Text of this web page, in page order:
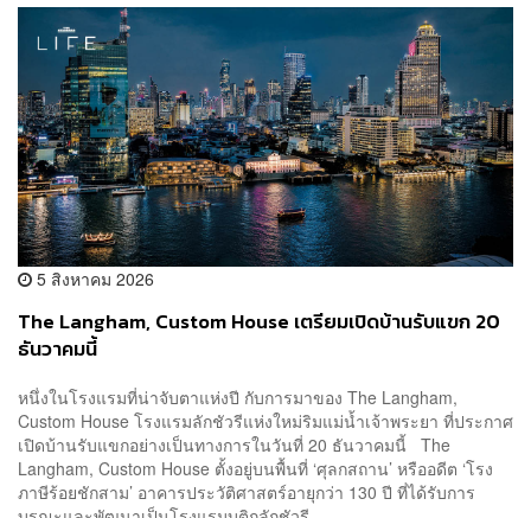
5 สิงหาคม 2026
The Langham, Custom House เตรียมเปิดบ้านรับแขก 20
ธันวาคมนี้
หนึ่งในโรงแรมที่น่าจับตาแห่งปี กับการมาของ The Langham,
Custom House โรงแรมลักชัวรีแห่งใหม่ริมแม่น้ำเจ้าพระยา ที่ประกาศ
เปิดบ้านรับแขกอย่างเป็นทางการในวันที่ 20 ธันวาคมนี้ The
Langham, Custom House ตั้งอยู่บนพื้นที่ ‘ศุลกสถาน’ หรืออดีต ‘โรง
ภาษีร้อยชักสาม’ อาคารประวัติศาสตร์อายุกว่า 130 ปี ที่ได้รับการ